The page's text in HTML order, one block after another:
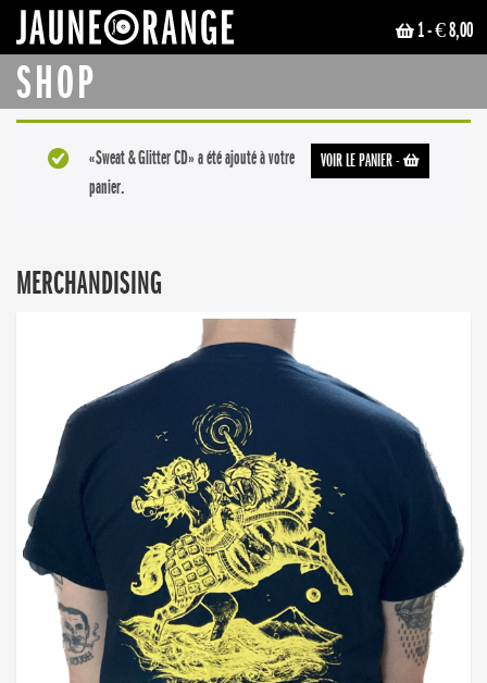
1- € 8,00
SHOP
VOIR LE PANIER-
«Sweat & Glitter CD» a été ajouté à votre
panier.
MERCHANDISING